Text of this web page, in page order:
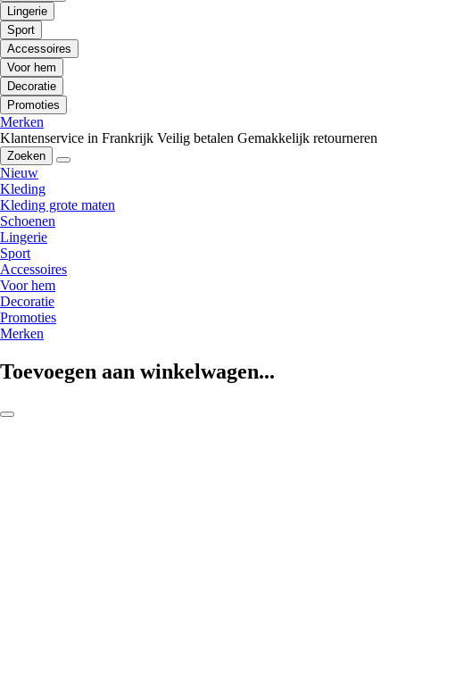
Lingerie
Sport
Accessoires
Voor hem
Decoratie
Promoties
Merken
Klantenservice in Frankrijk Veilig betalen Gemakkelijk retourneren
Zoeken
Nieuw
Kleding
Kleding grote maten
Schoenen
Lingerie
Sport
Accessoires
Voor hem
Decoratie
Promoties
Merken
Toevoegen aan winkelwagen...